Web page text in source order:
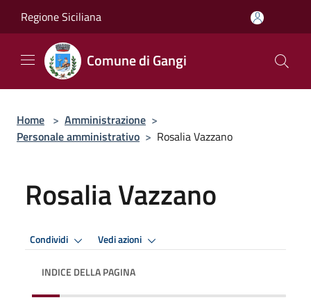
Regione Siciliana
Comune di Gangi
Home > Amministrazione >
Personale amministrativo > Rosalia Vazzano
Rosalia Vazzano
Condividi Vedi azioni
INDICE DELLA PAGINA